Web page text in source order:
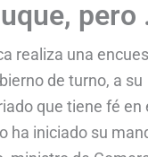
pero
realiza una
de turno, a su
que tiene fé en
ha iniciado su